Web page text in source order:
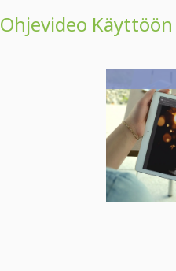
Ohjevideo Käyttöön